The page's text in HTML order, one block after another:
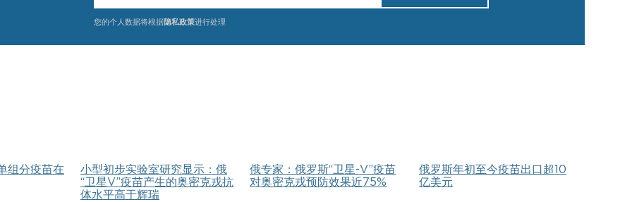
您的个人数据将根据 隐私政策进行处理
组分疫苗在
小型初步实验室研究显示：俄
“卫星V”疫苗产生的奥密克戎抗
体水平高于辉瑞
俄专家：俄罗斯“卫星-V”疫苗
对奥密克戎预防效果近75%
俄罗斯年初至今疫苗出口超10
亿美元